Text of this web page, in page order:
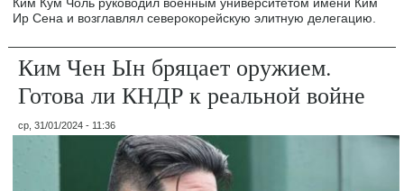
Ир Сена и возглавлял северокорейскую элитную делегацию.
Ким Чен Ын бряцает оружием.
Готова ли КНДР к реальной войне
ср, 31/01/2024 - 11:36